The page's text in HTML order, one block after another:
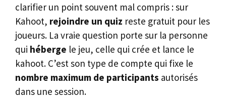
clarifier un point souvent mal compris : sur
Kahoot, rejoindre un quiz reste gratuit pour les
joueurs. La vraie question porte sur la personne
qui héberge le jeu, celle qui crée et lance le
kahoot. C’est son type de compte qui fixe le
nombre maximum de participants autorisés
dans une session.